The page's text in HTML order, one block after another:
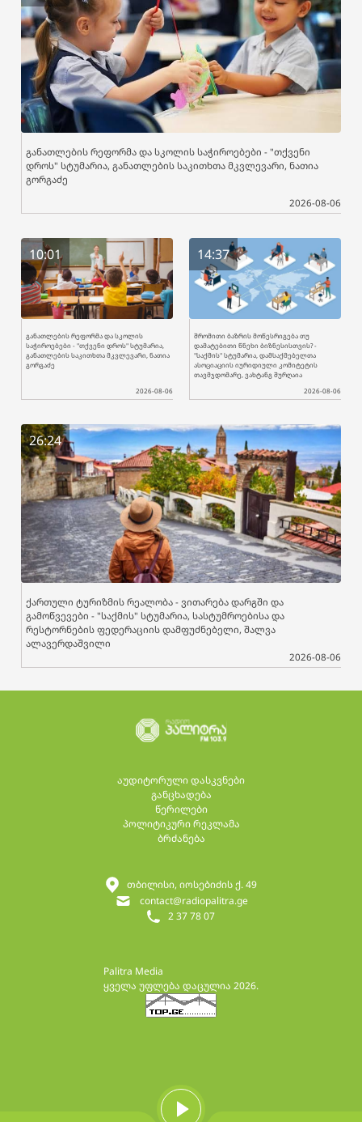
განათლების რეფორმა და სკოლის საჭიროებები - "თქვენი
დროს" სტუმარია, განათლების საკითხთა მკვლევარი, ნათია
გორგაძე
2026-08-06
10:01
განათლების რეფორმა და სკოლის
საჭიროებები - "თქვენი დროს" სტუმარია,
განათლების საკითხთა მკვლევარი, ნათია
გორგაძე
2026-08-06
14:37
შრომითი ბაზრის მოწესრიგება თუ
დამატებითი წნეხი ბიზნესისთვის? -
"საქმის" სტუმარია, დამსაქმებელთა
ასოციაციის იურიდიული კომიტეტის
თავმჯდომარე, ვახტანგ შურღაია
2026-08-06
26:24
ქართული ტურიზმის რეალობა - ვითარება დარგში და
გამოწვევები - "საქმის" სტუმარია, სასტუმროებისა და
რესტორნების ფედერაციის დამფუძნებელი, შალვა
ალავერდაშვილი
2026-08-06
აუდიტორული დასკვნები
განცხადება
წერილები
პოლიტიკური რეკლამა
ბრძანება
Palitra Media
ყველა უფლება დაცულია 2026.
2 37 78 07
contact@radiopalitra.ge
თბილისი, იოსებიძის ქ. 49